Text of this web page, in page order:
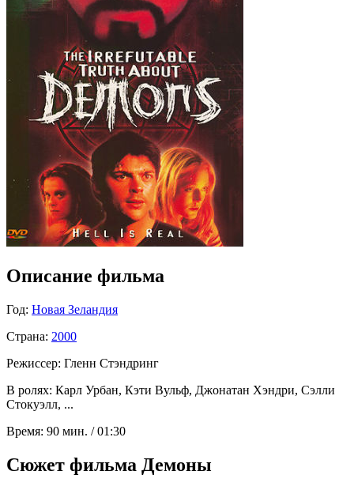
Описание фильма
Год: Новая Зеландия
Страна: 2000
Режиссер: Гленн Стэндринг
В ролях: Карл Урбан, Кэти Вульф, Джонатан Хэндри, Сэлли
Стокуэлл, ...
Время: 90 мин. / 01:30
Сюжет фильма Демоны